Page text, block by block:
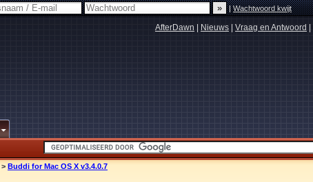
|Wachtwoord kwijt
AfterDawn Nieuws Vraag en Antwoord
> Buddi for Mac OS X v3.4.0.7